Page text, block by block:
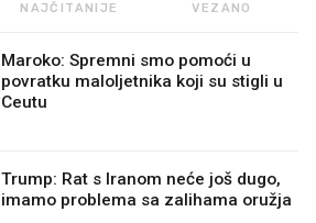
NAJČITANIJE VEZANO
Maroko: Spremni smo pomoći u
povratku maloljetnika koji su stigli u
Ceutu
Trump: Rat s Iranom neće još dugo,
imamo problema sa zalihama oružja